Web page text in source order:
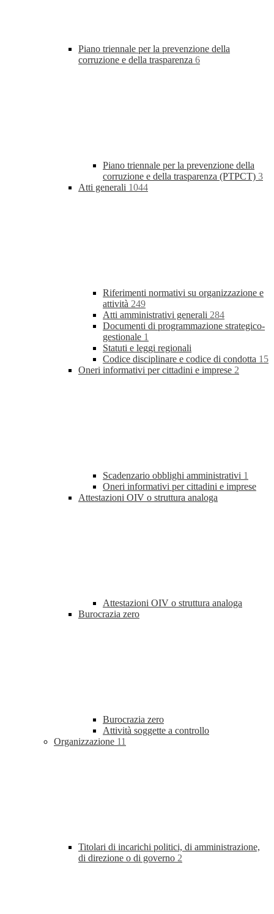
Piano triennale per la prevenzione della
corruzione e della trasparenza 6
Piano triennale per la prevenzione della
corruzione e della trasparenza (PTPCT) 3
Atti generali 1044
Riferimenti normativi su organizzazione e
attività 249
Atti amministrativi generali 284
Documenti di programmazione strategico-
gestionale 1
Statuti e leggi regionali
Codice disciplinare e codice di condotta 15
Oneri informativi per cittadini e imprese 2
Scadenzario obblighi amministrativi 1
Oneri informativi per cittadini e imprese
Attestazioni OIV o struttura analoga
Attestazioni OIV o struttura analoga
Burocrazia zero
Burocrazia zero
Attività soggette a controllo
Organizzazione 11
Titolari di incarichi politici, di amministrazione,
di direzione o di governo 2